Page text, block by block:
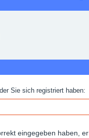
Sie sich registriert haben:
eingegeben haben,